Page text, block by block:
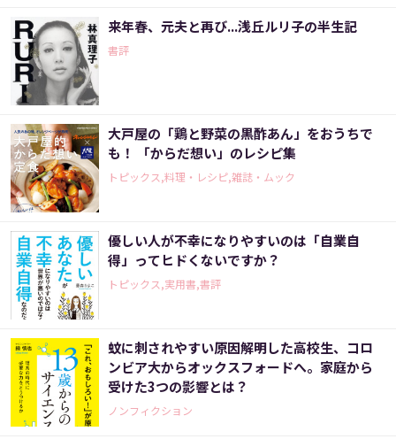
来年春、元夫と再び...浅丘ルリ子の半生記
書評
大戸屋の「鶏と野菜の黒酢あん」をおうちで
も！ 「からだ想い」のレシピ集
トピックス,料理・レシピ,雑誌・ムック
優しい人が不幸になりやすいのは「自業自
得」ってヒドくないですか？
トピックス,実用書,書評
蚊に刺されやすい原因解明した高校生、コロ
ンビア大からオックスフォードへ。家庭から
受けた3つの影響とは？
ノンフィクション